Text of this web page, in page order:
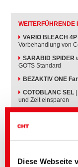
Diese Webseite
WEITERFÜHRENDE
VARIO BLEACH 4P
Vorbehandlung von
SARABID SPIDER
GOTS Standard
BEZAKTIV ONE
COTOBLANC SEL
und Zeit einsparen